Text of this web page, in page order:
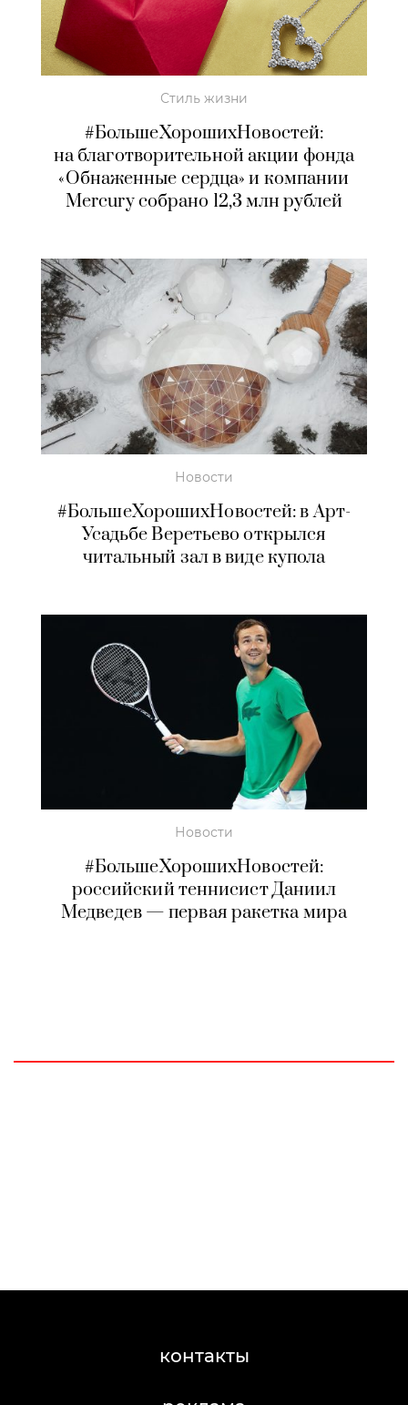
Стиль жизни
#БольшеХорошихНовостей:
на благотворительной акции фонда
«Обнаженные сердца» и компании
Mercury собрано 12,3 млн рублей
Новости
#БольшеХорошихНовостей: в Арт-
Усадьбе Веретьево открылся
читальный зал в виде купола
Новости
#БольшеХорошихНовостей:
российский теннисист Даниил
Медведев — первая ракетка мира
контакты